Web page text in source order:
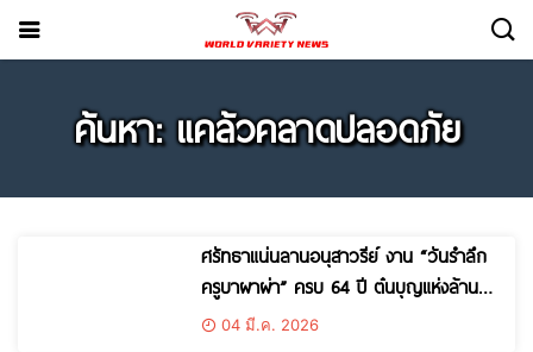
ค้นหา: แคล้วคลาดปลอดภัย
ศรัทธาแน่นลานอนุสาวรีย์ งาน “วันรำลึก
ครูบาผาผ่า” ครบ 64 ปี ต๋นบุญแห่งล้าน
นาตะวันตก พุทธคุณโดดเด่น แคล้วคลาด
04 มี.ค. 2026